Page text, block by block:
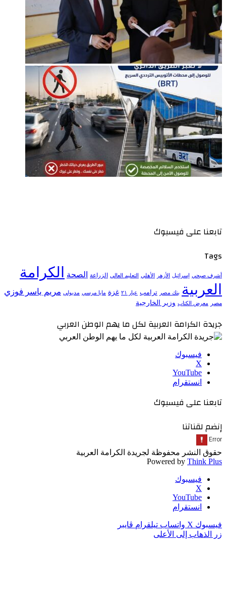
تابعنا على فيسبوك
Tags
أشرف صبحي إسرائيل الأزهر الأهلي التعليم العالي الزراعة الصحة
الكرامة
العربية
بنك مصر ترامب عيار ٢١ غزة مايا مرسي مدبولي مريم ياسر فوزي
مصر معرض الكتاب وزير الخارجية
جريدة الكرامة العربية لكل ما يهم الوطن العربي
فيسبوك
‫X
‫YouTube
انستقرام
تابعنا على فيسبوك
إنضم لقناتنا
حقوق النشر محفوظة لجريدة الكرامة العربية
Powered by Think Plus
فيسبوك
‫X
‫YouTube
انستقرام
فيسبوك ‫X واتساب تيلقرام ڤايبر
زر الذهاب إلى الأعلى